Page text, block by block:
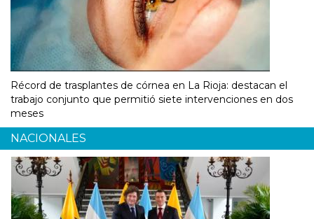
Récord de trasplantes de córnea en La Rioja: destacan el
trabajo conjunto que permitió siete intervenciones en dos
meses
NACIONALES